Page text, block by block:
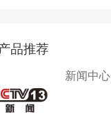
品推荐
新闻中心